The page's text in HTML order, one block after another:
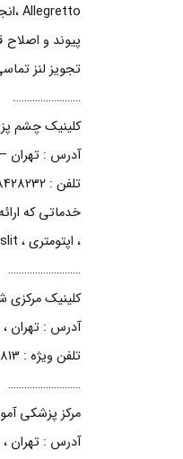
پیوند و
تجویز لنز
…………………….
کلینیک چشم
آدرس : تهران –
تلفن : 88428232
، اپتومتری ، ICG ,Photo slit و…
………………………
کلینیک مرکزی
آدرس : تهران ،
تلفن ویژه : 88771813
………………………
مرکز پزشکی
آدرس : تهران ،